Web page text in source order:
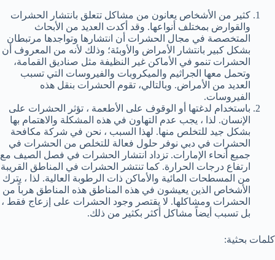
كثير من الأشخاص يعانون من مشاكل تتعلق بانتشار الحشرات
والقوارض بمختلف أنواعها. وقد أكدت العديد من الأبحاث
المتخصصة في مجال الحشرات أن انتشارها وتواجدها مرتبطان
بشكل كبير بانتشار الأمراض والأوبئة؛ وذلك لأنه من المعروف أن
الحشرات تنمو في الأماكن غير النظيفة مثل صناديق القمامة،
وتحمل معها الجراثيم والميكروبات والفيروسات التي تسبب
العديد من الأمراض. وبالتالي، تقوم الحشرات بنقل هذه
الفيروسات.
باستخدام لدغتها أو الوقوف على الأطعمة ، تؤثر الحشرات على
الإنسان. لذا ، يجب عدم التهاون في هذه المشكلة والاهتمام بها
بشكل جيد للتخلص منها. لهذا السبب ، نحن في شركة مكافحة
الحشرات في دبي نوفر حلول فعالة للتخلص من الحشرات في
جميع أنحاء الإمارات. تزداد انتشار الحشرات في فصل الصيف مع
ارتفاع درجات الحرارة. كما تنتشر الحشرات في المناطق القريبة
من المسطحات المائية والأماكن ذات الرطوبة العالية. لذا ، يترك
الأشخاص الذين يعيشون في هذه المناطق هذه المناطق هرباً من
الحشرات ومشاكلها. لا يقتصر وجود الحشرات على إزعاج فقط ،
بل تسبب أيضاً مشاكل أكثر بكثير من ذلك.
كلمات بحثية: